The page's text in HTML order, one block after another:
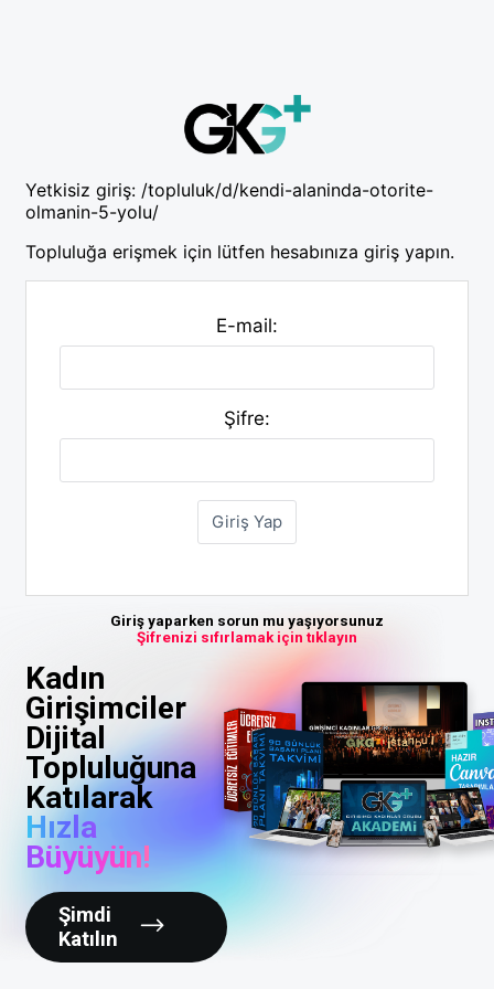
Yetkisiz giriş: /topluluk/d/kendi-alaninda-otorite-
olmanin-5-yolu/
Topluluğa erişmek için lütfen hesabınıza giriş yapın.
E-mail:
Şifre:
Giriş yaparken sorun mu yaşıyorsunuz
Şifrenizi sıfırlamak için tıklayın
Kadın
Girişimciler
Dijital
Topluluğuna
Katılarak
Hızla
Büyüyün!
Şimdi
Katılın